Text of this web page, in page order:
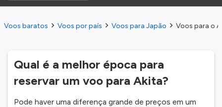
Voos baratos Voos por país Voos para Japão Voos para o
Qual é a melhor época para
reservar um voo para Akita?
Pode haver uma diferença grande de preços em um